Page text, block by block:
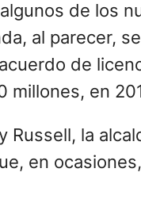
de los
al parecer,
de
en
Russell, la
en